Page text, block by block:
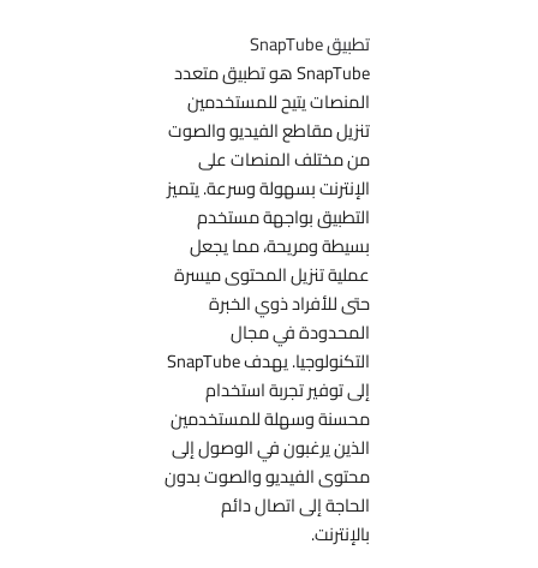
تطبيق SnapTube
SnapTube هو تطبيق متعدد
المنصات يتيح للمستخدمين
تنزيل مقاطع الفيديو والصوت
من مختلف المنصات على
الإنترنت بسهولة وسرعة. يتميز
التطبيق بواجهة مستخدم
بسيطة ومريحة، مما يجعل
عملية تنزيل المحتوى ميسرة
حتى للأفراد ذوي الخبرة
المحدودة في مجال
التكنولوجيا. يهدف SnapTube
إلى توفير تجربة استخدام
محسنة وسهلة للمستخدمين
الذين يرغبون في الوصول إلى
محتوى الفيديو والصوت بدون
الحاجة إلى اتصال دائم
بالإنترنت.